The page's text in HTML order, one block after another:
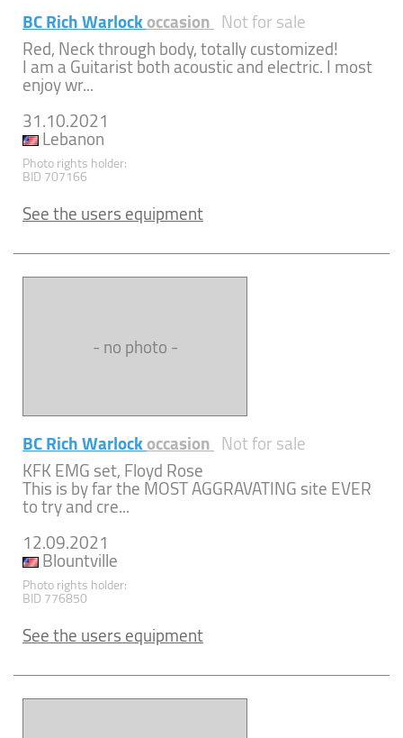
BC Rich Warlockoccasion Not for sale
Red, Neck through body, totally customized!
I am a Guitarist both acoustic and electric. I most
enjoy wr...
31.10.2021
Lebanon
Photo rights holder:
BID 707166
See the users equipment
- no photo -
BC Rich Warlockoccasion Not for sale
KFK EMG set, Floyd Rose
This is by far the MOST AGGRAVATING site EVER
to try and cre...
12.09.2021
Blountville
Photo rights holder:
BID 776850
See the users equipment